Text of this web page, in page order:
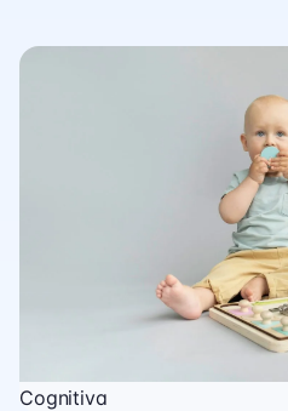
Cognitiva